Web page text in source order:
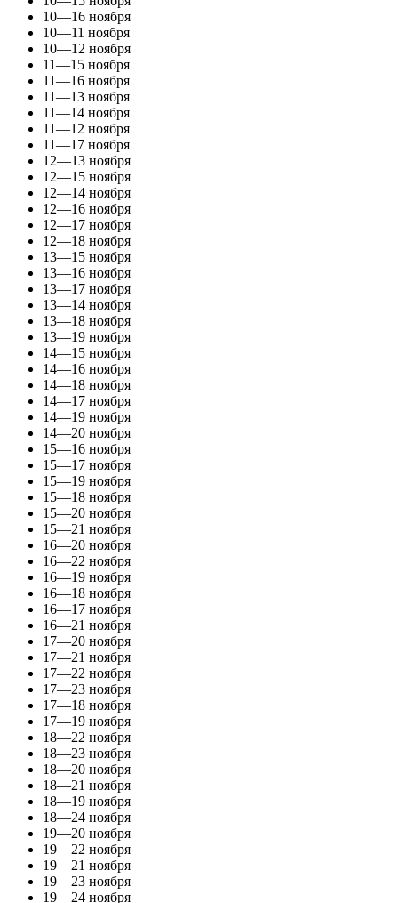
10—16 ноября
10—11 ноября
10—12 ноября
11—15 ноября
11—16 ноября
11—13 ноября
11—14 ноября
11—12 ноября
11—17 ноября
12—13 ноября
12—15 ноября
12—14 ноября
12—16 ноября
12—17 ноября
12—18 ноября
13—15 ноября
13—16 ноября
13—17 ноября
13—14 ноября
13—18 ноября
13—19 ноября
14—15 ноября
14—16 ноября
14—18 ноября
14—17 ноября
14—19 ноября
14—20 ноября
15—16 ноября
15—17 ноября
15—19 ноября
15—18 ноября
15—20 ноября
15—21 ноября
16—20 ноября
16—22 ноября
16—19 ноября
16—18 ноября
16—17 ноября
16—21 ноября
17—20 ноября
17—21 ноября
17—22 ноября
17—23 ноября
17—18 ноября
17—19 ноября
18—22 ноября
18—23 ноября
18—20 ноября
18—21 ноября
18—19 ноября
18—24 ноября
19—20 ноября
19—22 ноября
19—21 ноября
19—23 ноября
19—24 ноября